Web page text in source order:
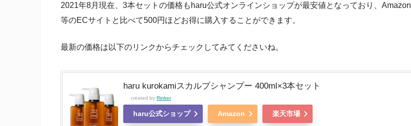
2021年8月現在、3本セットの価格もharu公式オンラインショップが最安値となっており、Amazon
等のECサイトと比べて500円ほどお得に購入することができます。
最新の価格は以下のリンクからチェックしてみてくださいね。
haru kurokamiスカルプシャンプー 400ml×3本セット
created by Rinker
haru公式ショップ Amazon 楽天市場